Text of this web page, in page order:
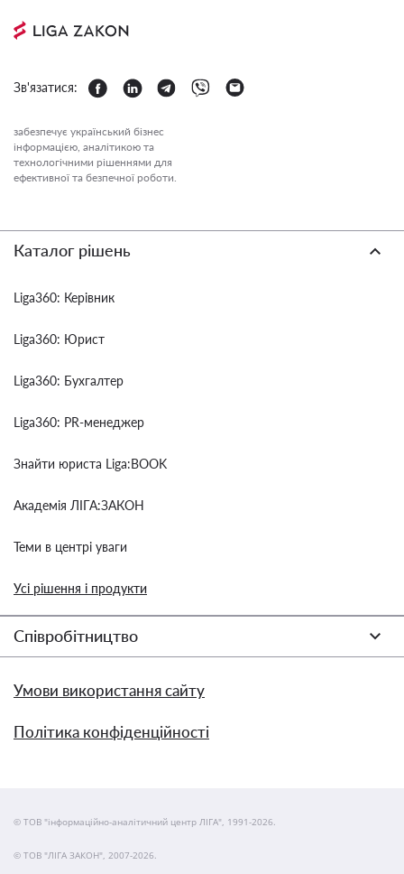
Зв'язатися:
забезпечує український бізнес
інформацією, аналітикою та
технологічними рішеннями для
ефективної та безпечної роботи.
Каталог рішень
Liga360: Керівник
Liga360: Юрист
Liga360: Бухгалтер
Liga360: PR-менеджер
Знайти юриста Liga:BOOK
Академія ЛІГА:ЗАКОН
Теми в центрі уваги
Усі рішення і продукти
Співробітництво
Умови використання сайту
Політика конфіденційності
© ТОВ "інформаційно-аналітичний центр ЛІГА", 1991-2026.
© ТОВ "ЛІГА ЗАКОН", 2007-2026.